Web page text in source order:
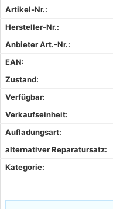
Artikel-Nr.:
Hersteller-Nr.:
Anbieter Art.-Nr.:
EAN:
Zustand:
Verfügbar:
Verkaufseinheit:
Aufladungsart:
alternativer Reparatursatz:
Kategorie: